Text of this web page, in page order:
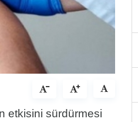
etkisini sürdürmesi